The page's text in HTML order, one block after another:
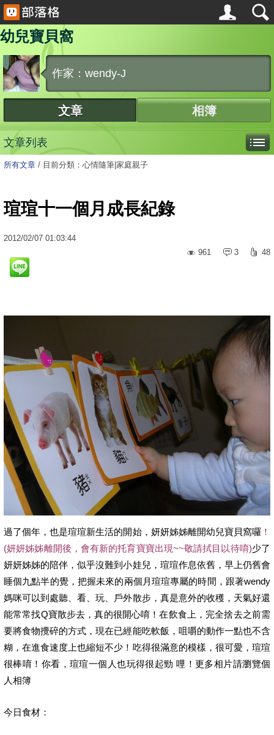
幼兒寶貝窩
作家：wendy-J
文章 相簿
文章列表
所有文章 / 目前分類：心情隨筆|家庭親子
瑄瑄十一個月成長紀錄
2012/02/07 01:03:44
961
3 48
過了個年，也是瑄瑄新生活的開始，妍妍姊姊離開幼兒寶貝窩囉 ！
(妍妍姊姊離開後，會有新的托育寶寶出現~~敬請拭目以待唷)少了
妍妍姊姊的陪伴，似乎沒難到小娃兒，瑄瑄作息依舊，早上仍舊會
睡個九點半的覺，把握未來的兩個月瑄瑄專屬的時間，跟著wendy
媽咪可以到處聽、看、玩、戶外散步，真是意外的收穫，天氣好還
能常常找Q寶散步去，真的很開心唷！在飲食上，完全捨去之前需
要將食物攪碎的方式，現在已經能吃軟飯，咀嚼的動作一點也不含
糊，在進食速度上也縮短不少！吃得很滿意的模樣，很可愛，瑄瑄
很棒唷！你看，瑄瑄一個人也玩得很起勁 哩！更多相片請瀏覽個
人相簿
今日食材：